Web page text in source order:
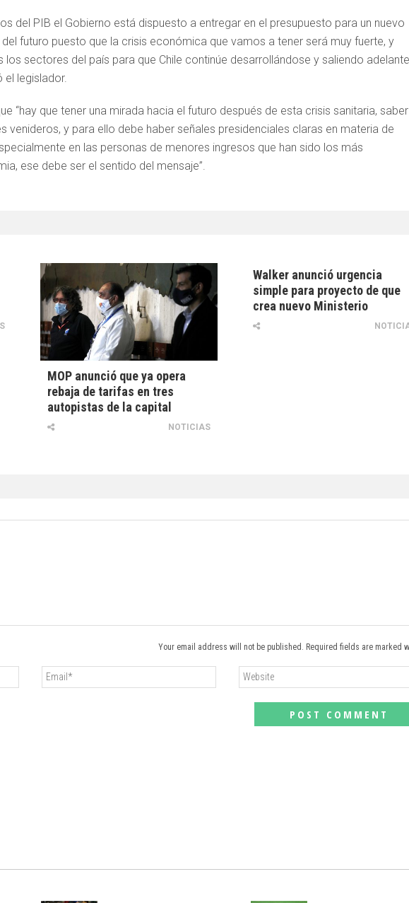
del PIB el Gobierno está dispuesto a entregar en el presupuesto para un nuevo
futuro puesto que la crisis económica que vamos a tener será muy fuerte, y
sectores del país para que Chile continúe desarrollándose y saliendo adelante
el legislador.
“hay que tener una mirada hacia el futuro después de esta crisis sanitaria, saber
venideros, y para ello debe haber señales presidenciales claras en materia de
en las personas de menores ingresos que han sido los más
ese debe ser el sentido del mensaje”.
MOP anunció que ya opera
rebaja de tarifas en tres
autopistas de la capital
NOTICIAS
Walker anunció urgencia
simple para proyecto de que
crea nuevo Ministerio
Your email address will not be published. Required fields are marked